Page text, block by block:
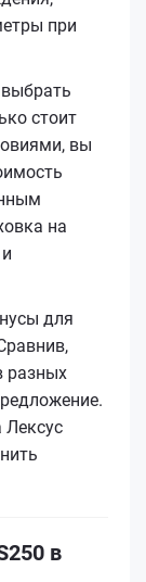
при
стоит
вы
на
для
разных
в